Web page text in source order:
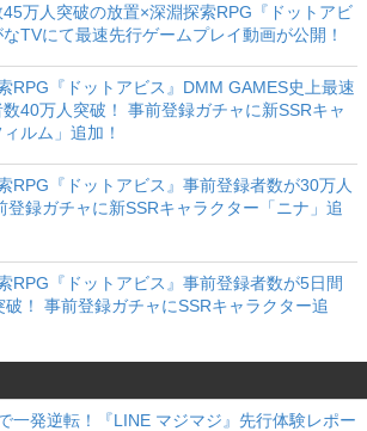
万人突破の放置×深淵探索RPG『ドットアビ
TVにて最速先行ゲームプレイ動画が公開！
RPG『ドットアビス』DMM GAMES史上最速
40万人突破！ 事前登録ガチャに新SSRキャ
ルム」追加！
RPG『ドットアビス』事前登録者数が30万人
登録ガチャに新SSRキャラクター「ニナ」追
RPG『ドットアビス』事前登録者数が5日間
破！ 事前登録ガチャにSSRキャラクター追
一発逆転！『LINE マジマジ』先行体験レポー